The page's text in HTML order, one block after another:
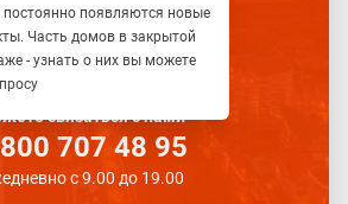
связаться с нами
707 48 95
с 9.00 до 19.00
постоянно появляются новые
Часть домов в закрытой
- узнать о них вы можете